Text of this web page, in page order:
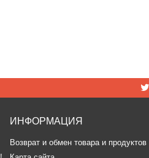
ИНФОРМАЦИЯ
Возврат и обмен товара и продуктов